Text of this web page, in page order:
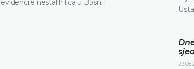
nestalih lica u Bosni i